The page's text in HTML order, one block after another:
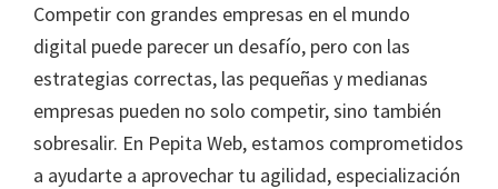
Competir con grandes empresas en el mundo
digital puede parecer un desafío, pero con las
estrategias correctas, las pequeñas y medianas
empresas pueden no solo competir, sino también
sobresalir. En Pepita Web, estamos comprometidos
a ayudarte a aprovechar tu agilidad, especialización